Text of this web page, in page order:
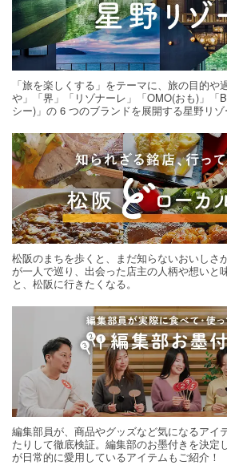
「旅を楽しくする」をテーマに、旅の目的
や」「界」「リゾナーレ」「OMO(おも)」「
シー)」の 6 つのブランドを展開する星野リ
松阪のまちを歩くと、まだ知らないおいしさ
が一人で巡り、出会った店主の人柄や想いと
と、松阪に行きたくなる。
編集部員が、商品やグッズなど気になるアイ
たりして徹底検証。編集部のお墨付きを決定
が日常的に愛用しているアイテムもご紹介！